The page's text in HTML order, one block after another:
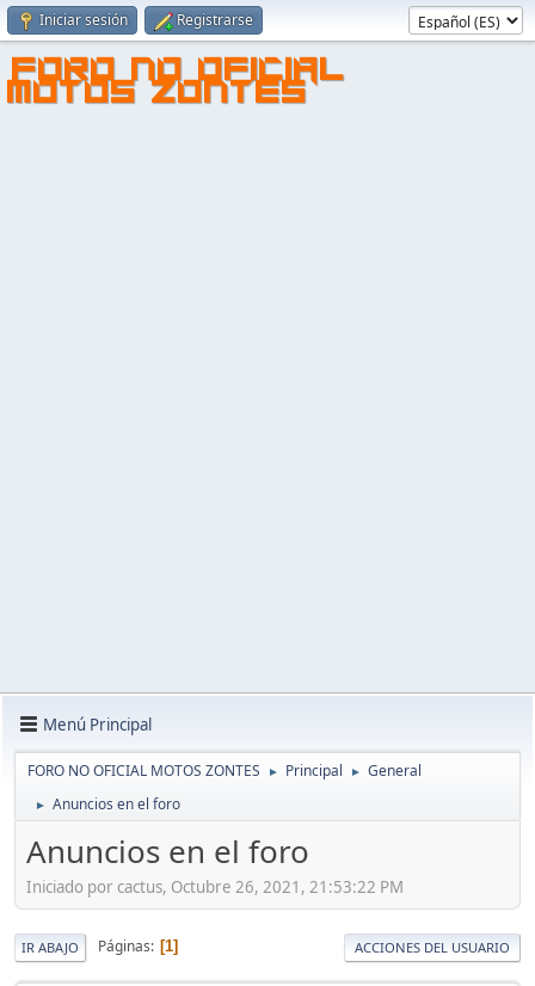
Iniciar sesión Registrarse
FORO NO OFICIAL
MOTOS ZONTES
Menú Principal
FORO NO OFICIAL MOTOS ZONTES ► Principal ► General
► Anuncios en el foro
Anuncios en el foro
Iniciado por cactus, Octubre 26, 2021, 21:53:22 PM
IR ABAJO Páginas 1 ACCIONES DEL USUARIO